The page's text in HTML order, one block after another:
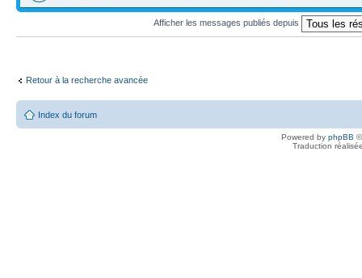
Afficher les messages publiés depuis
Retour à la recherche avancée
Index du forum
Powered by phpBB
Traduction